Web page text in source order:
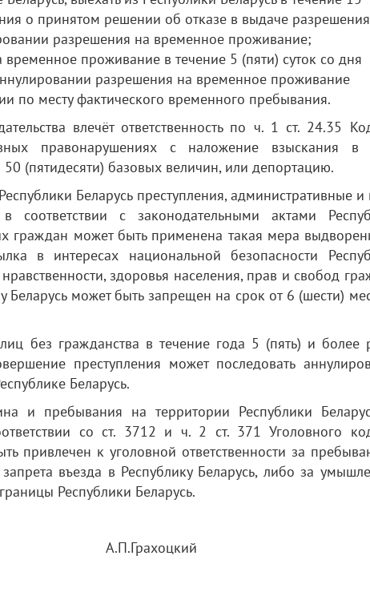
о принятом решении об отказе в выдаче
разрешения на временное проживание;
проживание в течение 5 (пяти) суток со дня
разрешения на временное проживание
по месту фактического временного пребывания.
влечёт ответственность по ч. 1 ст. 24.35
правонарушениях с наложение взыскания в
(пятидесяти) базовых величин, или депортацию.
Беларусь преступления, административные
в соответствии с законодательными актами
граждан может быть применена такая мера
в интересах национальной безопасности
здоровья населения, прав и свобод
Беларусь может быть запрещен на срок от 6 (шести)
без гражданства в течение года 5 (пять) и более
преступления может последовать
Беларусь.
и пребывания на территории Республики
со ст. 3712 и ч. 2 ст. 371 Уголовного
привлечен к уголовной ответственности за
въезда в Республику Беларусь, либо за
Республики Беларусь.
связей А.П.Грахоцкий